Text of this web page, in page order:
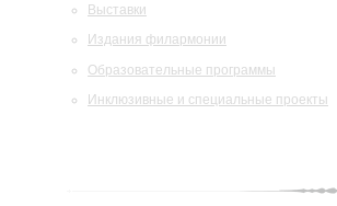
Выставки
Издания филармонии
Образовательные программы
Инклюзивные и специальные проекты